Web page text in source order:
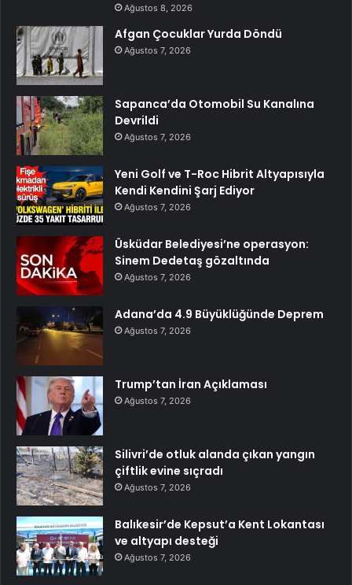
Ağustos 8, 2026
Afgan Çocuklar Yurda Döndü
Ağustos 7, 2026
Sapanca’da Otomobil Su Kanalına
Devrildi
Ağustos 7, 2026
Yeni Golf ve T-Roc Hibrit Altyapısıyla
Kendi Kendini Şarj Ediyor
Ağustos 7, 2026
Üsküdar Belediyesi’ne operasyon:
Sinem Dedetaş gözaltında
Ağustos 7, 2026
Adana’da 4.9 Büyüklüğünde Deprem
Ağustos 7, 2026
Trump’tan İran Açıklaması
Ağustos 7, 2026
Silivri’de otluk alanda çıkan yangın
çiftlik evine sıçradı
Ağustos 7, 2026
Balıkesir’de Kepsut’a Kent Lokantası
ve altyapı desteği
Ağustos 7, 2026